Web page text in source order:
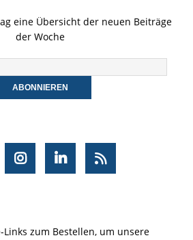
eine Übersicht der neuen Beiträge
der Woche
zum Bestellen, um unsere